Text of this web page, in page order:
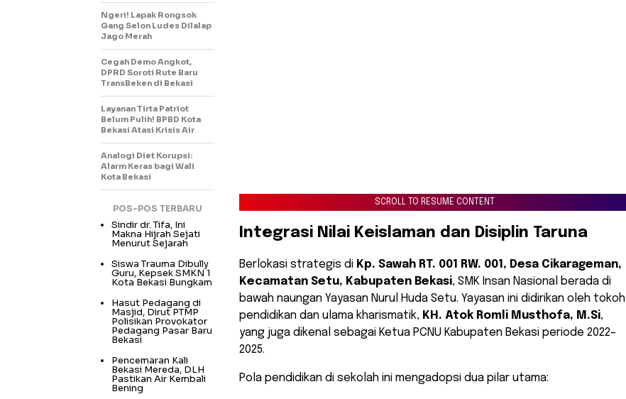
SCROLL TO RESUME CONTENT
Integrasi Nilai Keislaman dan Disiplin Taruna
​Berlokasi strategis di Kp. Sawah RT. 001 RW. 001, Desa Cikarageman,
Kecamatan Setu, Kabupaten Bekasi, SMK Insan Nasional berada di
bawah naungan Yayasan Nurul Huda Setu. Yayasan ini didirikan oleh tokoh
pendidikan dan ulama kharismatik, KH. Atok Romli Musthofa, M.Si,
yang juga dikenal sebagai Ketua PCNU Kabupaten Bekasi periode 2022–
2025.
​Pola pendidikan di sekolah ini mengadopsi dua pilar utama:
Ngeri! Lapak Rongsok
Gang Selon Ludes Dilalap
Jago Merah
Cegah Demo Angkot,
DPRD Soroti Rute Baru
TransBeken di Bekasi
Layanan Tirta Patriot
Belum Pulih! BPBD Kota
Bekasi Atasi Krisis Air
Analogi Diet Korupsi:
Alarm Keras bagi Wali
Kota Bekasi
POS-POS TERBARU
Sindir dr. Tifa, Ini
Makna Hijrah Sejati
Menurut Sejarah
Siswa Trauma Dibully
Guru, Kepsek SMKN 1
Kota Bekasi Bungkam
Hasut Pedagang di
Masjid, Dirut PTMP
Polisikan Provokator
Pedagang Pasar Baru
Bekasi
Pencemaran Kali
Bekasi Mereda, DLH
Pastikan Air Kembali
Bening